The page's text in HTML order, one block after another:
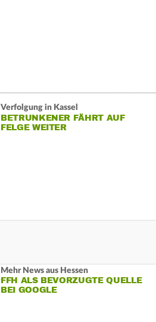
Verfolgung in Kassel
BETRUNKENER FÄHRT AUF
FELGE WEITER
Mehr News aus Hessen
FFH ALS BEVORZUGTE QUELLE
BEI GOOGLE